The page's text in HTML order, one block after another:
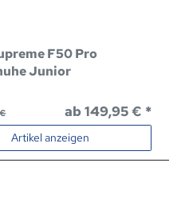
F50 Pro
Junior
ab 149,95 € *
Artikel anzeigen